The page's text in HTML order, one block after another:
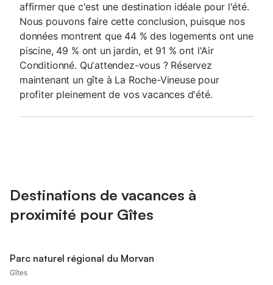
affirmer que c'est une destination idéale pour l'été.
Nous pouvons faire cette conclusion, puisque nos
données montrent que 44 % des logements ont une
piscine, 49 % ont un jardin, et 91 % ont l'Air
Conditionné. Qu'attendez-vous ? Réservez
maintenant un gîte à La Roche-Vineuse pour
profiter pleinement de vos vacances d'été.
Destinations de vacances à
proximité pour Gîtes
Parc naturel régional du Morvan
Gîtes